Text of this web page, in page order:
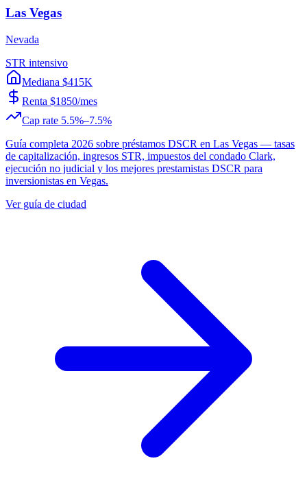
Las Vegas
Nevada
STR intensivo
Mediana $415K
Renta $1850/mes
Cap rate 5.5%–7.5%
Guía completa 2026 sobre préstamos DSCR en Las Vegas — tasas
de capitalización, ingresos STR, impuestos del condado Clark,
ejecución no judicial y los mejores prestamistas DSCR para
inversionistas en Vegas.
Ver guía de ciudad